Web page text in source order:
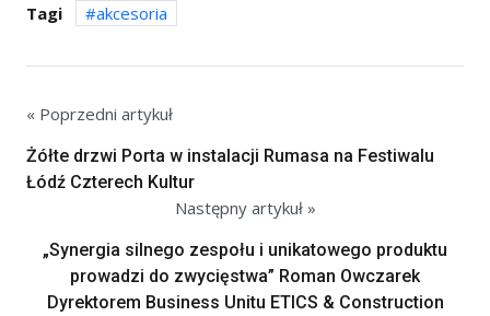
Tagi akcesoria
« Poprzedni artykuł
Żółte drzwi Porta w instalacji Rumasa na Festiwalu
Łódź Czterech Kultur
Następny artykuł »
„Synergia silnego zespołu i unikatowego produktu
prowadzi do zwycięstwa” Roman Owczarek
Dyrektorem Business Unitu ETICS & Construction